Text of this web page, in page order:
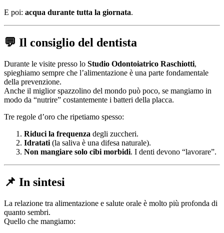
E poi: acqua durante tutta la giornata.
💬 Il consiglio del dentista
Durante le visite presso lo Studio Odontoiatrico Raschiotti,
spieghiamo sempre che l’alimentazione è una parte fondamentale
della prevenzione.
Anche il miglior spazzolino del mondo può poco, se mangiamo in
modo da “nutrire” costantemente i batteri della placca.
Tre regole d’oro che ripetiamo spesso:
Riduci la frequenza degli zuccheri.
Idratati (la saliva è una difesa naturale).
Non mangiare solo cibi morbidi. I denti devono “lavorare”.
📌 In sintesi
La relazione tra alimentazione e salute orale è molto più profonda di
quanto sembri.
Quello che mangiamo: